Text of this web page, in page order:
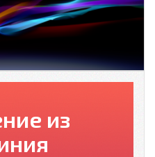
из